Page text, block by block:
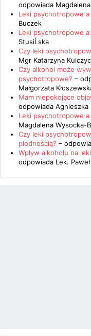
odpowiada
Leki psychotropowe
Buczek
Leki psychotropowe a
StusiĹska
Czy leki
Mgr Katarzyna
Czy alkohol może
psychotropowe? –
Małgorzata
Mam niepokojące
odpowiada Agnieszka
Leki psychotropowe a
Magdalena Wysocka-
Czy leki
płodnością? –
Wpływ alkoholu na
odpowiada Lek.